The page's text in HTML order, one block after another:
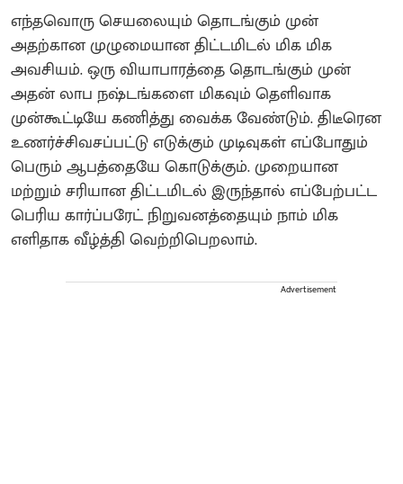
எந்தவொரு செயலையும் தொடங்கும் முன்
அதற்கான முழுமையான திட்டமிடல் மிக மிக
அவசியம். ஒரு வியாபாரத்தை தொடங்கும் முன்
அதன் லாப நஷ்டங்களை மிகவும் தெளிவாக
முன்கூட்டியே கணித்து வைக்க வேண்டும். திடீரென
உணர்ச்சிவசப்பட்டு எடுக்கும் முடிவுகள் எப்போதும்
பெரும் ஆபத்தையே கொடுக்கும். முறையான
மற்றும் சரியான திட்டமிடல் இருந்தால் எப்பேற்பட்ட
பெரிய கார்ப்பரேட் நிறுவனத்தையும் நாம் மிக
எளிதாக வீழ்த்தி வெற்றிபெறலாம்.
Advertisement